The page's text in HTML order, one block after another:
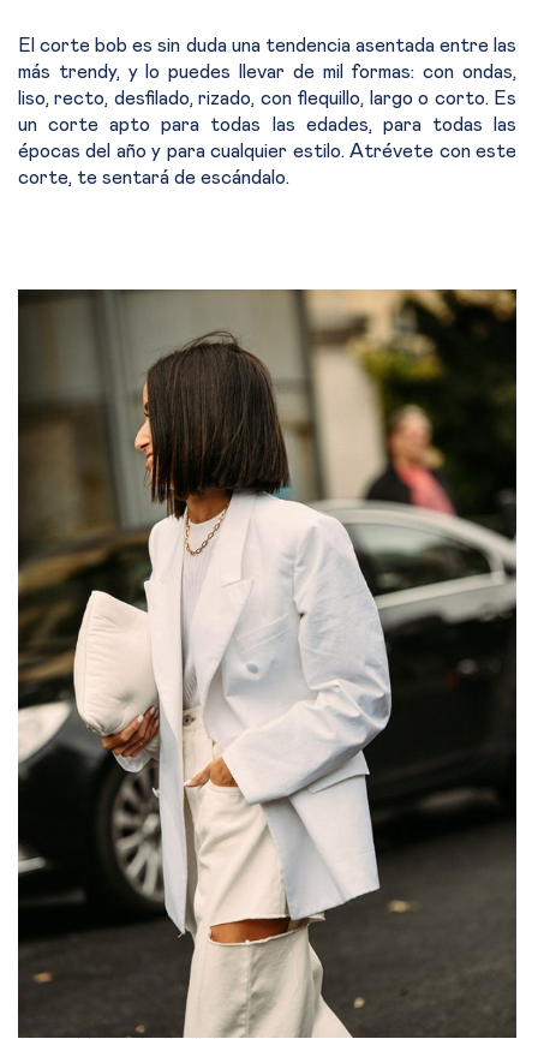
El corte bob es sin duda una tendencia asentada entre las
más trendy, y lo puedes llevar de mil formas: con ondas,
liso, recto, desfilado, rizado, con flequillo, largo o corto. Es
un corte apto para todas las edades, para todas las
épocas del año y para cualquier estilo. Atrévete con este
corte, te sentará de escándalo.